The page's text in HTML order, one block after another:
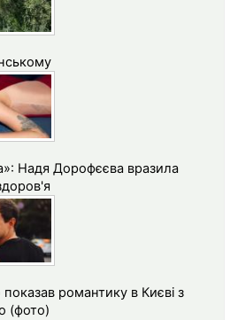
Надя Дорофєєва вразила
романтику в Києві з
(фото)